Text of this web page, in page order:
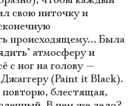
свою ниточку и
происходящему... Была
атмосферу и
с ног на голову —
(Paint it Black).
повторю, блеcтящая,